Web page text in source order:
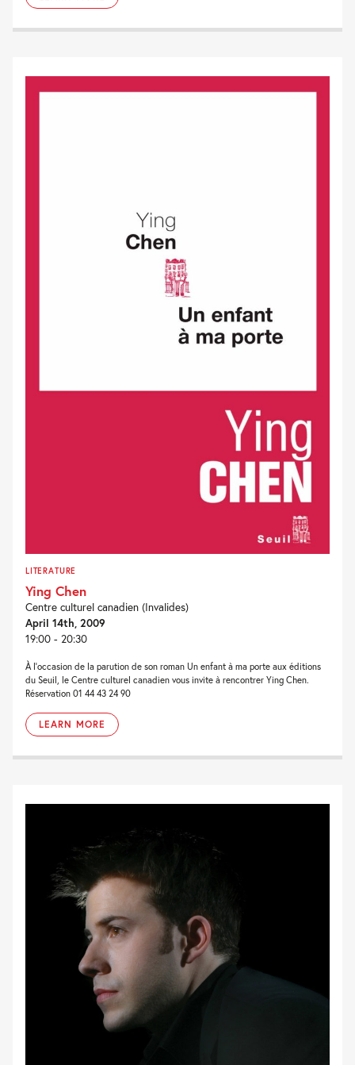
LITERATURE
Ying Chen
Centre culturel canadien (Invalides)
April 14th, 2009
19:00 - 20:30
À l’occasion de la parution de son roman Un enfant à ma porte aux éditions
du Seuil, le Centre culturel canadien vous invite à rencontrer Ying Chen.
Réservation 01 44 43 24 90
LEARN MORE